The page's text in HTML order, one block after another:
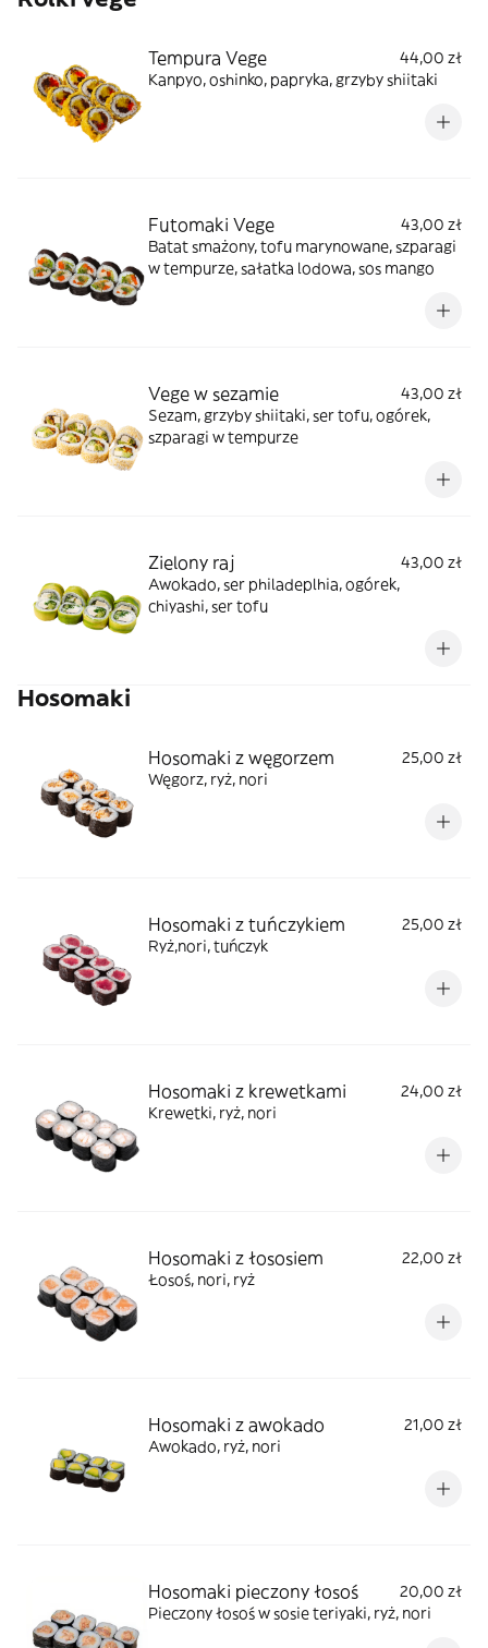
Tempura Vege
44,00 zł
Kanpyo, oshinko, papryka, grzyby shiitaki
Futomaki Vege
43,00 zł
Batat smażony, tofu marynowane, szparagi
w tempurze, sałatka lodowa, sos mango
Vege w sezamie
43,00 zł
Sezam, grzyby shiitaki, ser tofu, ogórek,
szparagi w tempurze
Zielony raj
43,00 zł
Awokado, ser philadeplhia, ogórek,
chiyashi, ser tofu
Hosomaki
Hosomaki z węgorzem
25,00 zł
Węgorz, ryż, nori
Hosomaki z tuńczykiem
25,00 zł
Ryż,nori, tuńczyk
Hosomaki z krewetkami
24,00 zł
Krewetki, ryż, nori
Hosomaki z łososiem
22,00 zł
Łosoś, nori, ryż
Hosomaki z awokado
21,00 zł
Awokado, ryż, nori
Hosomaki pieczony łosoś
20,00 zł
Pieczony łosoś w sosie teriyaki, ryż, nori